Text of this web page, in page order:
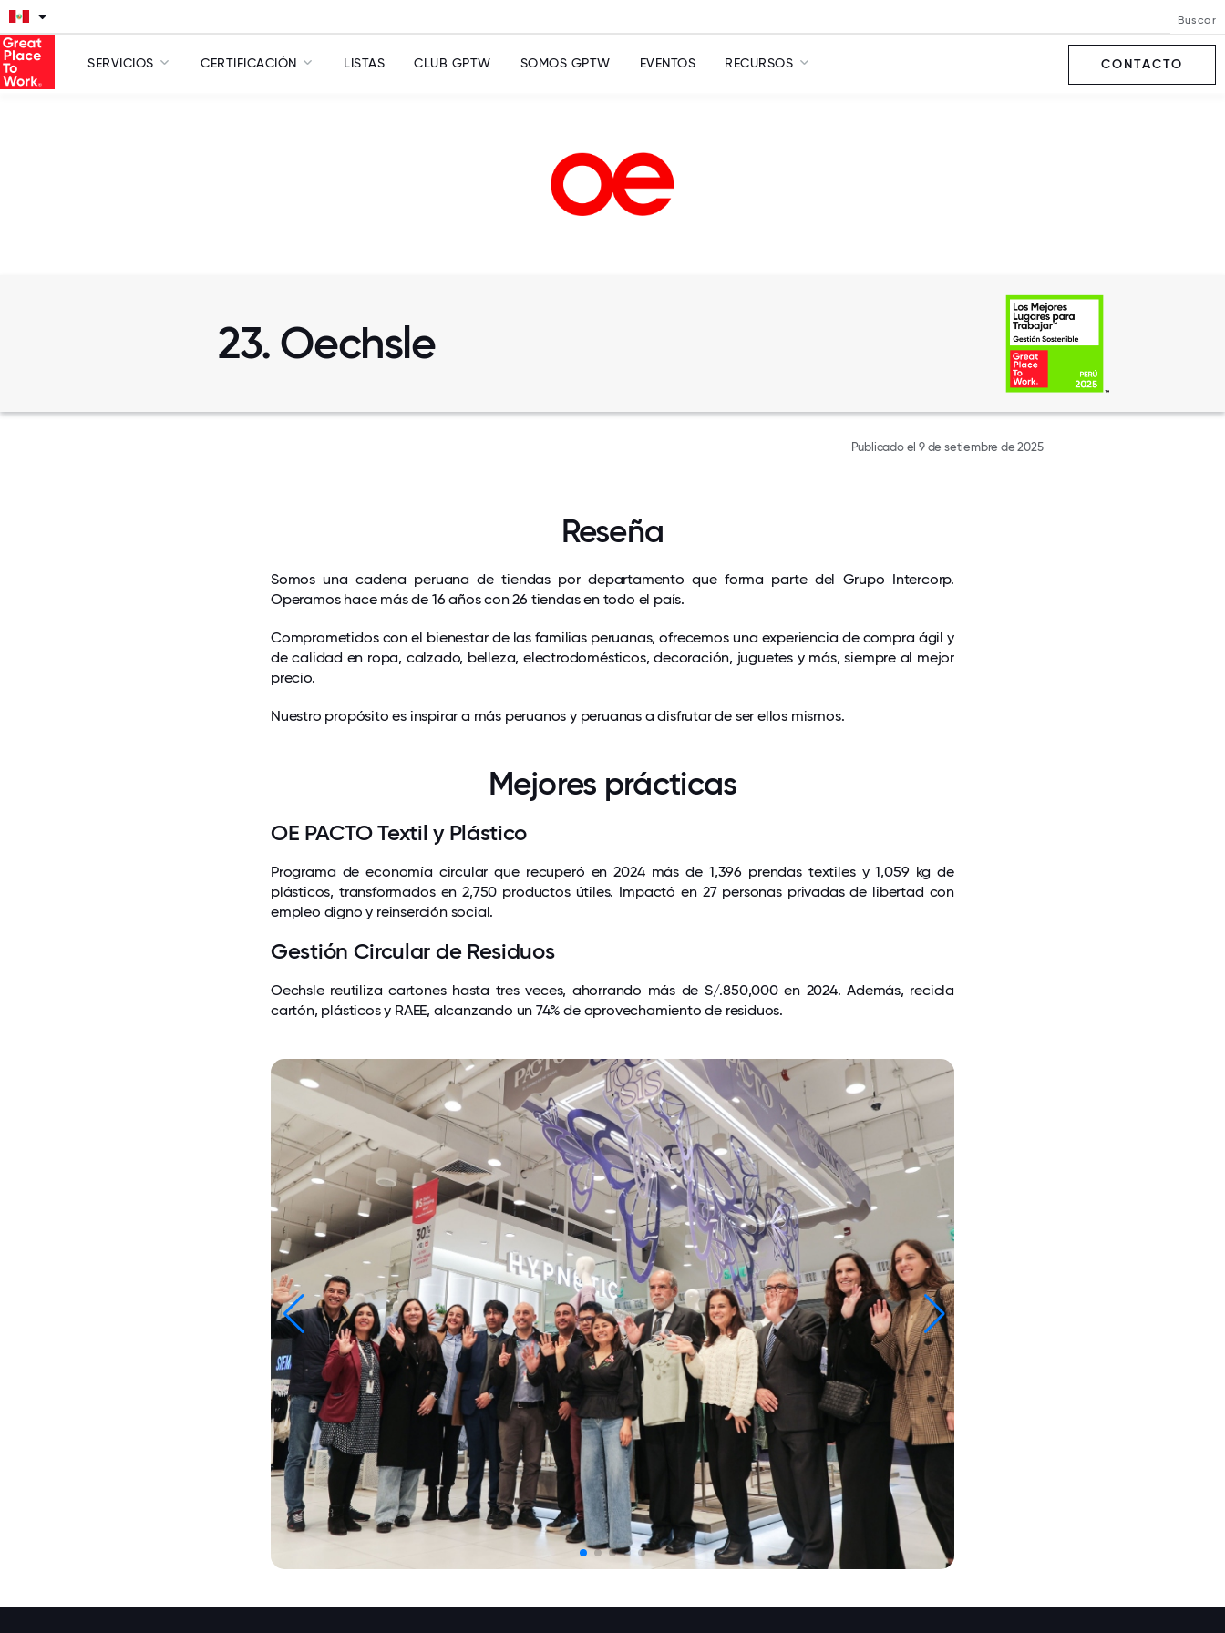
Buscar
SERVICIOS CERTIFICACIÓN LISTAS CLUB GPTW SOMOS GPTW EVENTOS RECURSOS CONTACTO
23. Oechsle
Publicado el 9 de setiembre de 2025
Reseña
Somos una cadena peruana de tiendas por departamento que forma parte del Grupo Intercorp.
Operamos hace más de 16 años con 26 tiendas en todo el país.
Comprometidos con el bienestar de las familias peruanas, ofrecemos una experiencia de compra ágil y
de calidad en ropa, calzado, belleza, electrodomésticos, decoración, juguetes y más, siempre al mejor
precio.
Nuestro propósito es inspirar a más peruanos y peruanas a disfrutar de ser ellos mismos.
Mejores prácticas
OE PACTO Textil y Plástico
Programa de economía circular que recuperó en 2024 más de 1,396 prendas textiles y 1,059 kg de
plásticos, transformados en 2,750 productos útiles. Impactó en 27 personas privadas de libertad con
empleo digno y reinserción social.
Gestión Circular de Residuos
Oechsle reutiliza cartones hasta tres veces, ahorrando más de S/.850,000 en 2024. Además, recicla
cartón, plásticos y RAEE, alcanzando un 74% de aprovechamiento de residuos.